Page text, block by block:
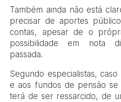
Também ainda não está
precisar de aportes
contas, apesar de o
possibilidade em nota
passada.
Segundo especialistas,
e aos fundos de pensão
terá de ser ressarcido, de